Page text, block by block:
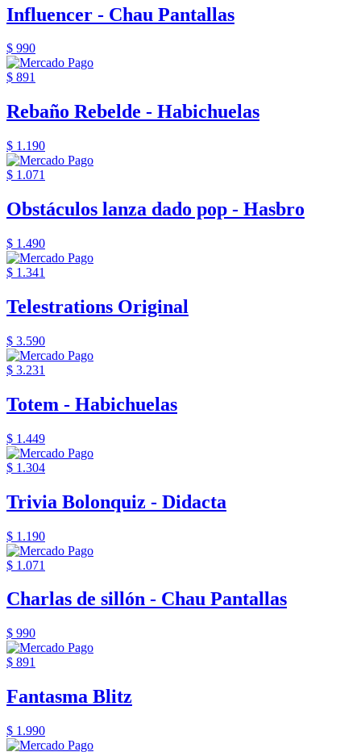
Influencer - Chau Pantallas
$ 990
$ 891
Rebaño Rebelde - Habichuelas
$ 1.190
$ 1.071
Obstáculos lanza dado pop - Hasbro
$ 1.490
$ 1.341
Telestrations Original
$ 3.590
$ 3.231
Totem - Habichuelas
$ 1.449
$ 1.304
Trivia Bolonquiz - Didacta
$ 1.190
$ 1.071
Charlas de sillón - Chau Pantallas
$ 990
$ 891
Fantasma Blitz
$ 1.990